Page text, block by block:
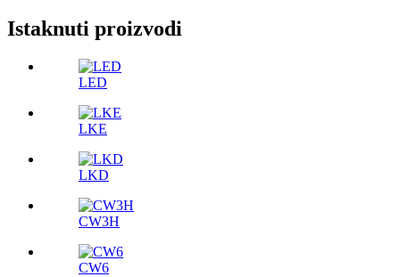
Istaknuti proizvodi
LED
LKE
LKD
CW3H
CW6